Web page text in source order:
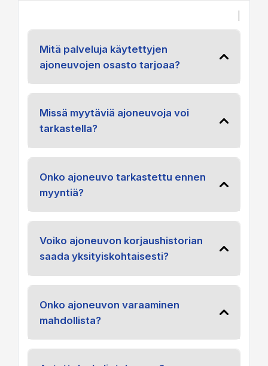
Mitä palveluja käytettyjen
ajoneuvojen osasto tarjoaa?
Missä myytäviä ajoneuvoja voi
tarkastella?
Onko ajoneuvo tarkastettu ennen
myyntiä?
Voiko ajoneuvon korjaushistorian
saada yksityiskohtaisesti?
Onko ajoneuvon varaaminen
mahdollista?